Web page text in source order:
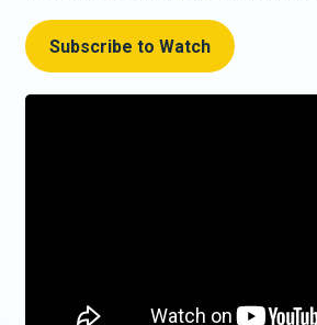
Subscribe to Watch